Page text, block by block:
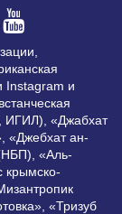
Instagram и
ИГИЛ), «Джабхат
«Джебхат ан-
«Аль-
«Тризуб